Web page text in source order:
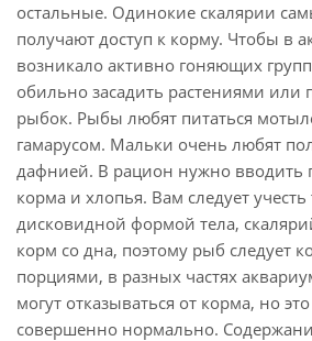
остальные. Одинокие скалярии
получают доступ к корму. Чтобы в
возникало активно гоняющих
обильно засадить растениями или
рыбок. Рыбы любят питаться
гамарусом. Мальки очень любят
дафнией. В рацион нужно вводить
корма и хлопья. Вам следует учесть
дисковидной формой тела,
корм со дна, поэтому рыб следует
порциями, в разных частях
могут отказываться от корма, но
совершенно нормально.